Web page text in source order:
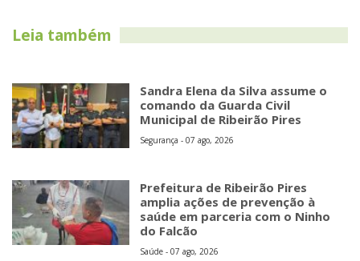
Leia também
Sandra Elena da Silva assume o
comando da Guarda Civil
Municipal de Ribeirão Pires
Segurança - 07 ago, 2026
Prefeitura de Ribeirão Pires
amplia ações de prevenção à
saúde em parceria com o Ninho
do Falcão
Saúde - 07 ago, 2026